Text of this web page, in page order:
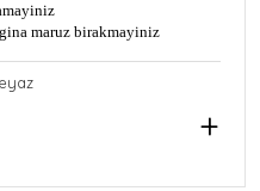
maruz birakmayiniz